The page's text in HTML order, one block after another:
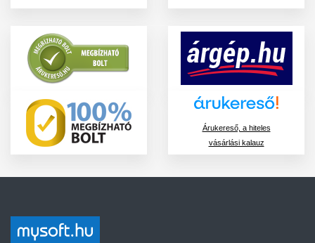
Árukereső, a hiteles
vásárlási kalauz